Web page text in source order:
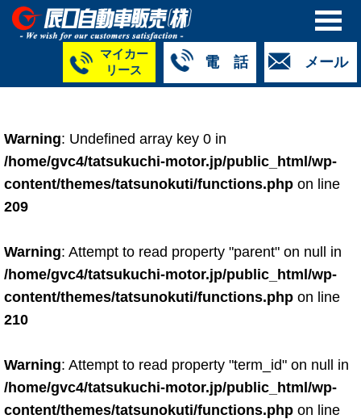
メール
電 話
4427
050-5268-
8009
2318
0024
2424
4430
マイカー
リース
Warning: Undefined array key 0 in
/home/gvc4/tatsukuchi-motor.jp/public_html/wp-
content/themes/tatsunokuti/functions.php on line
209
Warning: Attempt to read property "parent" on null in
/home/gvc4/tatsukuchi-motor.jp/public_html/wp-
content/themes/tatsunokuti/functions.php on line
210
Warning: Attempt to read property "term_id" on null in
/home/gvc4/tatsukuchi-motor.jp/public_html/wp-
content/themes/tatsunokuti/functions.php on line